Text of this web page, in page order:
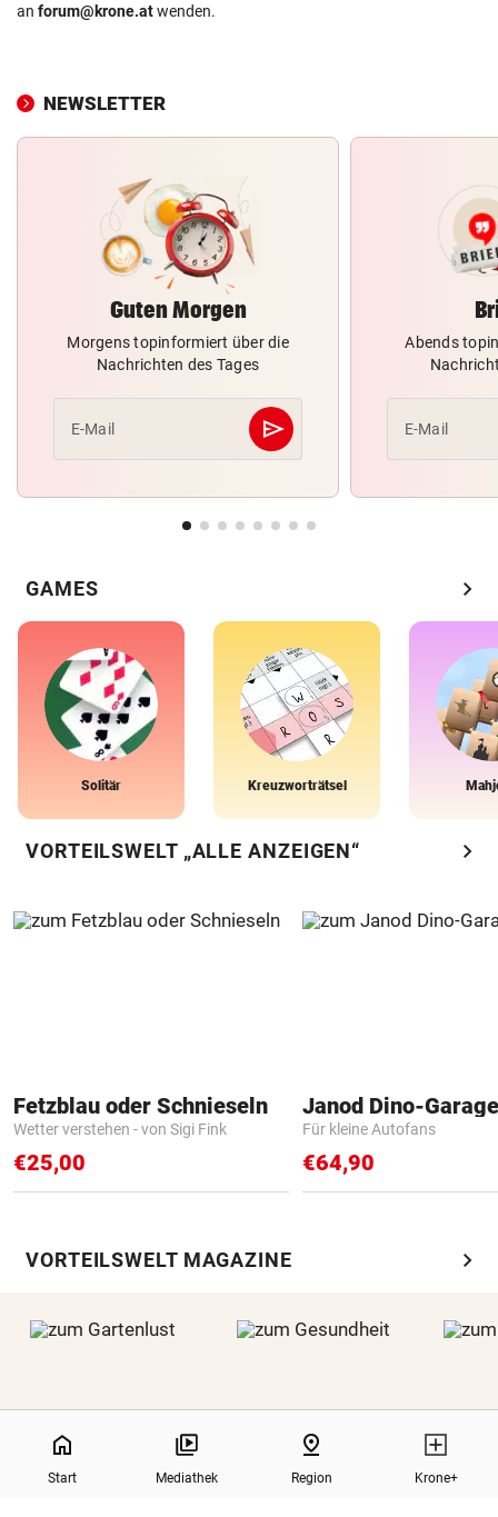
an forum@krone.atwenden.
NEWSLETTER
Guten Morgen
Morgens topinformiert über die
Nachrichten des Tages
E-Mail send
Abschicken
Abends
E-Mail
GAMES chevron_right
Solitär Kreuzworträtsel
VORTEILSWELT „ALLE ANZEIGEN“ chevron_right
Fetzblau oder Schnieseln
Wetter verstehen - von Sigi Fink
€25,00
Janod Dino-Garage
Für kleine Autofans
€64,90
VORTEILSWELT MAGAZINE chevron_right
home
Start Mediathek
pin_drop
Region Krone+
NaN%